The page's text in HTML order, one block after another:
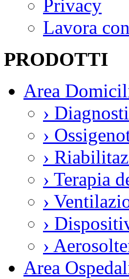
Privacy
Lavora
PRODOTTI
Area
›
›
›
› Terapia
›
›
›
Area